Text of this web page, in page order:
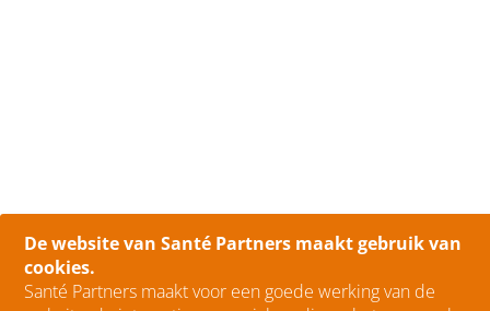
De website van Santé Partners maakt gebruik van
cookies.
Santé Partners maakt voor een goede werking van de